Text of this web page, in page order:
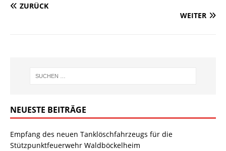
ZURÜCK
WEITER
NEUESTE BEITRÄGE
Empfang des neuen Tanklöschfahrzeugs für die
Stützpunktfeuerwehr Waldböckelheim